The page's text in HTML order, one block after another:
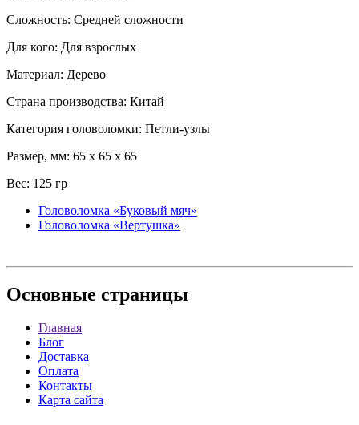
Сложность: Средней сложности
Для кого: Для взрослых
Материал: Дерево
Страна производства: Китай
Категория головоломки: Петли-узлы
Размер, мм: 65 x 65 x 65
Вес: 125 гр
Головоломка «Буковый мяч»
Головоломка «Вертушка»
Основные страницы
Главная
Блог
Доставка
Оплата
Контакты
Карта сайта